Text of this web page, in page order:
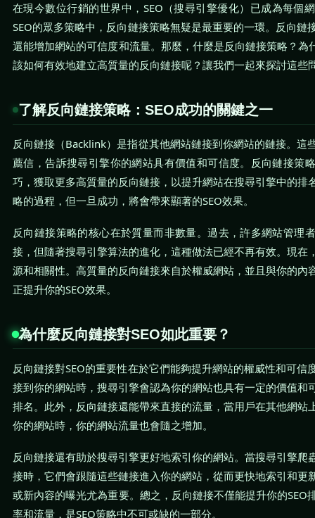
在現今數位行銷的世界中，SEO（搜尋引擎優化）已成為每個
SEO的眾多策略中，反向鏈接策略無疑是最重要的一環。反向鏈
還能增加網站的可信度和流量。那麼，什麼是反向鏈接策略？為
該如何有效地建立高質量的反向鏈接呢？讓我們一起來探討這些
了解反向鏈接策略：SEO成功的關鍵之一
反向鏈接（Backlink）是指從其他網站鏈接到你網站的鏈接。這
薦信，告訴搜尋引擎你的網站具有價值和可信度。反向鏈接策
巧，獲取更多高質量的反向鏈接，以提升網站在搜尋引擎中的排
略的過程，但一旦成功，將會帶來顯著的SEO效果。
反向鏈接策略的核心在於質量而非數量。過去，許多網站管理
接，但隨著搜尋引擎算法的進化，這種做法已經不再有效。現在
源和相關性。高質量的反向鏈接來自於權威網站，並且與你的內
正提升你的SEO效果。
為什麼反向鏈接對SEO如此重要？
反向鏈接對SEO的重要性在於它們能夠提升網站的權威性和可信
接到你的網站時，搜尋引擎會認為你的網站也具有一定的價值和
排名。此外，反向鏈接還能帶來直接的流量，當用戶在其他網站
你的網站時，你的網站流量也會隨之增加。
反向鏈接還有助於搜尋引擎更好地索引你的網站。當搜尋引擎爬
接時，它們會跟隨這些鏈接進入你的網站，從而更快地索引和更
或新內容的曝光尤為重要。總之，反向鏈接不僅能提升你的SEO
率和流量，是SEO策略中不可或缺的一部分。